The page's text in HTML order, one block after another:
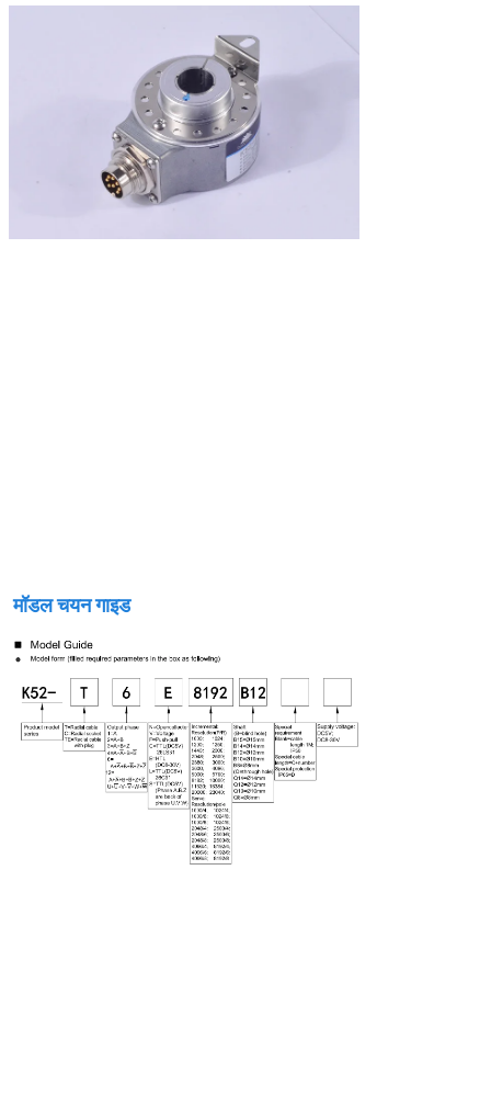
मॉडल चयन गाइड